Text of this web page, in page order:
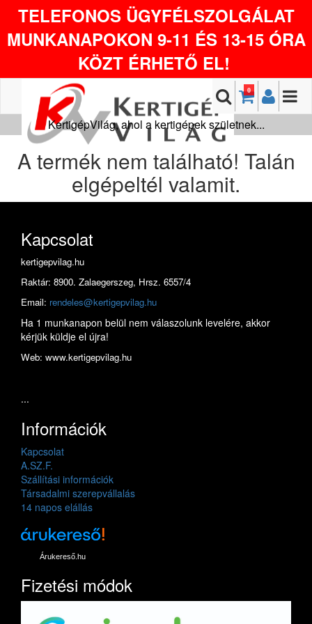
TELEFONOS ÜGYFÉLSZOLGÁLAT
MUNKANAPOKON 9-11 ÉS 13-15 ÓRA
KÖZT ÉRHETŐ EL!
0
KertigépVilág, ahol a kertigépek születnek...
A termék nem található! Talán
elgépeltél valamit.
Kapcsolat
kertigepvilag.hu
Raktár: 8900. Zalaegerszeg, Hrsz. 6557/4
Email: rendeles@kertigepvilag.hu
Ha 1 munkanapon belül nem válaszolunk levelére, akkor
kérjük küldje el újra!
Web: www.kertigepvilag.hu
...
Információk
Kapcsolat
A.SZ.F.
Szállítási információk
Társadalmi szerepvállalás
14 napos elállás
Árukereső.hu
Fizetési módok